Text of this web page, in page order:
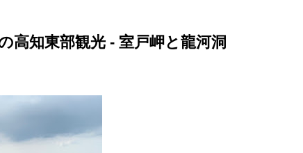
高知東部観光 - 室戸岬と龍河洞